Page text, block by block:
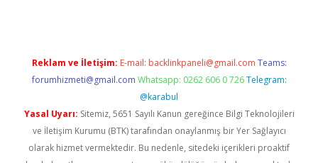
Reklam ve İletişim: E-mail: backlinkpaneli@gmail.com Teams:
forumhizmeti@gmail.com Whatsapp: 0262 606 0 726 Telegram:
@karabul
Yasal Uyarı: Sitemiz, 5651 Sayılı Kanun gereğince Bilgi Teknolojileri
ve İletişim Kurumu (BTK) tarafından onaylanmış bir Yer Sağlayıcı
olarak hizmet vermektedir. Bu nedenle, sitedeki içerikleri proaktif